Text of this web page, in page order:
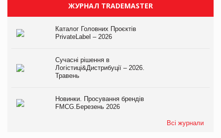
ЖУРНАЛ TRADEMASTER
Каталог Головних Проєктів
PrivateLabel – 2026
Сучасні рішення в
Логістиці&Дистрибуції – 2026.
Травень
Новинки. Просування брендів
FMCG.Березень 2026
Всі журнали